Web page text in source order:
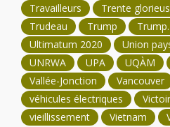
Travailleurs
Trente
Trudeau
Trump
Ultimatum 2020
Union
UNRWA
UPA UQÀM
Vallée-Jonction
Vancouver
véhicules électriques
vieillissement
Vietnam